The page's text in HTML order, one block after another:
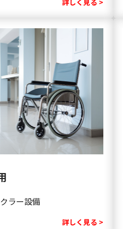
詳しく見る >
ラー設備
詳しく見る >